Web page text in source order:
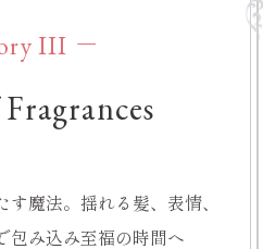
III －
魔法。 揺れる髪、 表情、
包み込み至福の時間へ